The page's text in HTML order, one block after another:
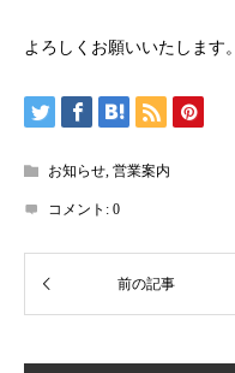
よろしくお願いいたします。
お知らせ, 営業案内
コメント: 0